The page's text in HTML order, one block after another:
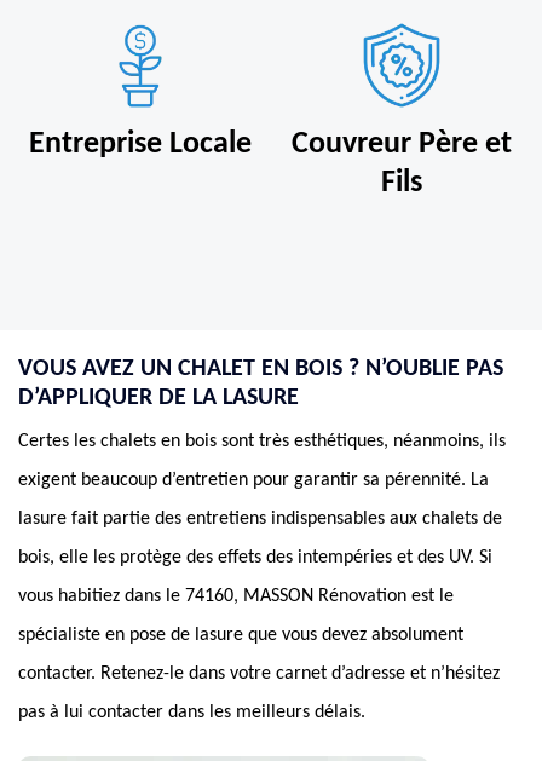
Entreprise Locale
Couvreur Père et
Fils
VOUS AVEZ UN CHALET EN BOIS ? N’OUBLIE PAS
D’APPLIQUER DE LA LASURE
Certes les chalets en bois sont très esthétiques, néanmoins, ils
exigent beaucoup d’entretien pour garantir sa pérennité. La
lasure fait partie des entretiens indispensables aux chalets de
bois, elle les protège des effets des intempéries et des UV. Si
vous habitiez dans le 74160, MASSON Rénovation est le
spécialiste en pose de lasure que vous devez absolument
contacter. Retenez-le dans votre carnet d’adresse et n’hésitez
pas à lui contacter dans les meilleurs délais.